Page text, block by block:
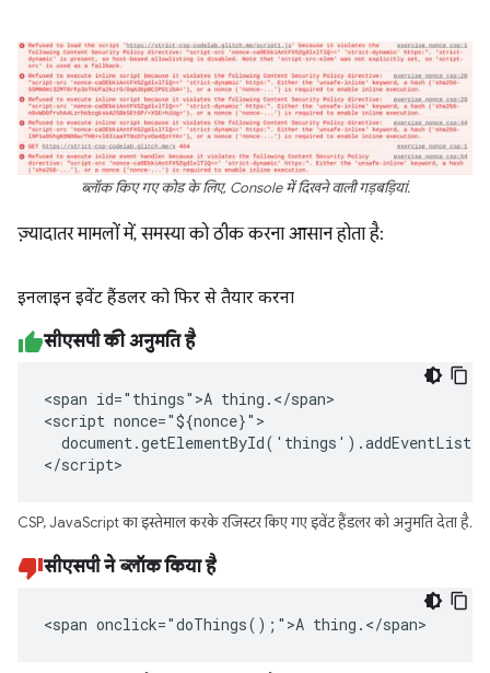
ब्लॉक किए गए कोड के लिए, Console में दिखने वाली गड़बड़ियां.
ज़्यादातर मामलों में, समस्या को ठीक करना आसान होता है:
इनलाइन इवेंट हैंडलर को फिर से तैयार करना
सीएसपी की अनुमति है
<span id="things">A thing.</span>
<script nonce="${nonce}">
</script>
CSP, JavaScript का इस्तेमाल करके रजिस्टर किए गए इवेंट हैंडलर को अनुमति देता है.
सीएसपी ने ब्लॉक किया है
<span onclick="doThings();">A thing.</span>